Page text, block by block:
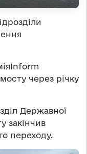
через річку
Державної
закінчив
переходу.